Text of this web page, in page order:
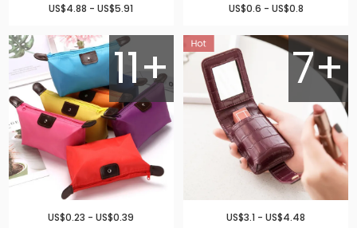
US$4.88 - US$5.91 US$0.6 - US$0.8
11+
US$0.23 - US$0.39
7+
US$3.1 - US$4.48